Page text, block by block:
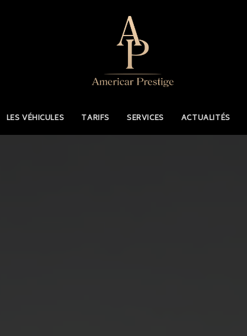
LES VÉHICULES TARIFS SERVICES ACTUALITÉS